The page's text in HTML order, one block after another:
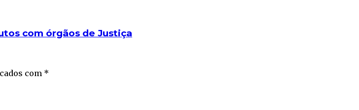
com órgãos de Justiça
com *